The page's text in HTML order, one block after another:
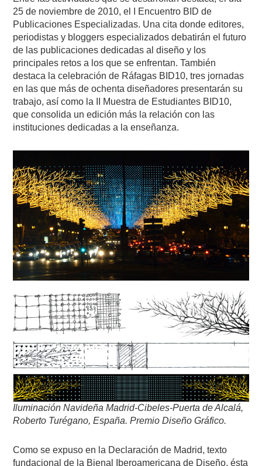
25 de noviembre de 2010, el I Encuentro BID de
Publicaciones Especializadas. Una cita donde editores,
periodistas y bloggers especializados debatirán el futuro
de las publicaciones dedicadas al diseño y los
principales retos a los que se enfrentan. También
destaca la celebración de Ráfagas BID10, tres jornadas
en las que más de ochenta diseñadores presentarán su
trabajo, así como la II Muestra de Estudiantes BID10,
que consolida un edición más la relación con las
instituciones dedicadas a la enseñanza.
Iluminación Navideña Madrid-Cibeles-Puerta de Alcalá,
Roberto Turégano, España. Premio Diseño Gráfico.
Como se expuso en la Declaración de Madrid, texto
fundacional de la Bienal Iberoamericana de Diseño, ésta